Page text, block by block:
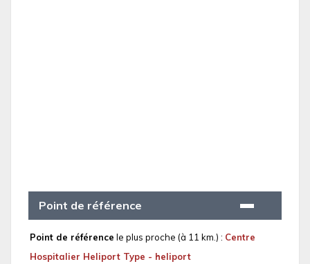
Point de référence
Point de référence le plus proche (à 11 km.) : Centre
Hospitalier Heliport Type - heliport